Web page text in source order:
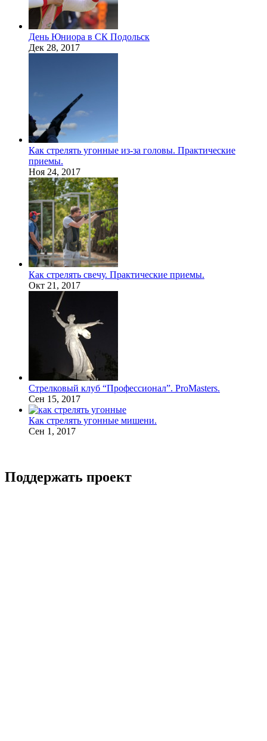
День Юниора в СК Подольск
Дек 28, 2017
Как стрелять угонные из-за головы. Практические
приемы.
Ноя 24, 2017
Как стрелять свечу. Практические приемы.
Окт 21, 2017
Стрелковый клуб “Профессионал”. ProMasters.
Сен 15, 2017
Как стрелять угонные мишени.
Сен 1, 2017
Поддержать проект